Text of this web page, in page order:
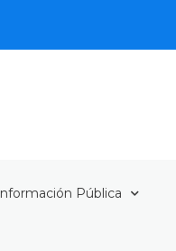
Pública